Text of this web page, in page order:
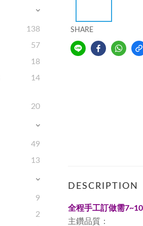
138
57
18
14
20
49
13
9
2
SHARE
DESCRIPTION
全程手工訂做需7~10
主鑽品質：